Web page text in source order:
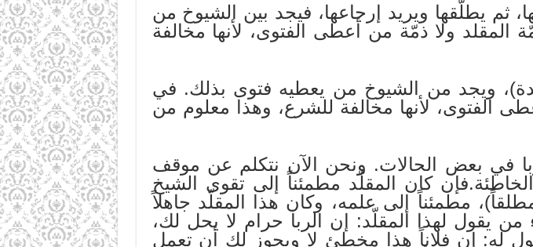
ثم يطلّقها ويريد إرجاعها، فيجد بين الشيوخ من
المقلد ولا ذمّة من أعطى الفتوى، لأنها مخالفة
ويجد من الشيوخ من يعطيه فتوى بذلك. في
الفتوى، لأنها مخالفة للشرع، وهذا معلوم من
في بعض الحالات. ونحن الآن نتكلم عن موقف
كان المقلّد مطمئناً إلى تقوى الشيخ
مطمئناً إلى علمه، وكان هذا المقلّد جاهلاً
من يقول لهذا المقلّد: إن الربا حرام لا يحل لك،
له: إن فلاناً هذا مخطئ لا ويجوز لك أن تعمل